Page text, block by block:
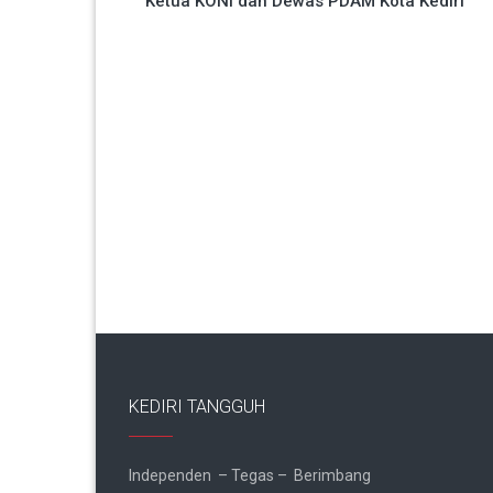
KEDIRI TANGGUH
Independen – Tegas – Berimbang